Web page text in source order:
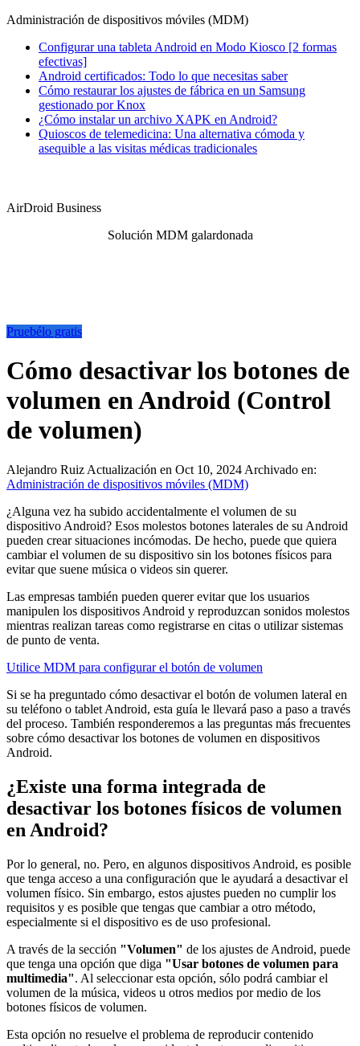
Administración de dispositivos móviles (MDM)
Configurar una tableta Android en Modo Kiosco [2 formas
efectivas]
Android certificados: Todo lo que necesitas saber
Cómo restaurar los ajustes de fábrica en un Samsung
gestionado por Knox
¿Cómo instalar un archivo XAPK en Android?
Quioscos de telemedicina: Una alternativa cómoda y
asequible a las visitas médicas tradicionales
AirDroid Business
Solución MDM galardonada
Pruebélo gratis
Cómo desactivar los botones de
volumen en Android (Control
de volumen)
Alejandro Ruiz Actualización en Oct 10, 2024 Archivado en:
Administración de dispositivos móviles (MDM)
¿Alguna vez ha subido accidentalmente el volumen de su
dispositivo Android? Esos molestos botones laterales de su Android
pueden crear situaciones incómodas. De hecho, puede que quiera
cambiar el volumen de su dispositivo sin los botones físicos para
evitar que suene música o videos sin querer.
Las empresas también pueden querer evitar que los usuarios
manipulen los dispositivos Android y reproduzcan sonidos molestos
mientras realizan tareas como registrarse en citas o utilizar sistemas
de punto de venta.
Utilice MDM para configurar el botón de volumen
Si se ha preguntado cómo desactivar el botón de volumen lateral en
su teléfono o tablet Android, esta guía le llevará paso a paso a través
del proceso. También responderemos a las preguntas más frecuentes
sobre cómo desactivar los botones de volumen en dispositivos
Android.
¿Existe una forma integrada de
desactivar los botones físicos de volumen
en Android?
Por lo general, no. Pero, en algunos dispositivos Android, es posible
que tenga acceso a una configuración que le ayudará a desactivar el
volumen físico. Sin embargo, estos ajustes pueden no cumplir los
requisitos y es posible que tengas que cambiar a otro método,
especialmente si el dispositivo es de uso profesional.
A través de la sección "Volumen" de los ajustes de Android, puede
que tenga una opción que diga "Usar botones de volumen para
multimedia". Al seleccionar esta opción, sólo podrá cambiar el
volumen de la música, videos u otros medios por medio de los
botones físicos de volumen.
Esta opción no resuelve el problema de reproducir contenido